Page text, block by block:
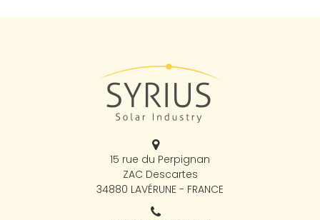
15 rue du Perpignan
ZAC Descartes
34880 LAVÉRUNE - FRANCE